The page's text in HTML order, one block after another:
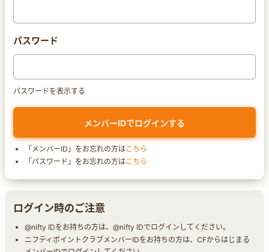
パスワード
パスワードを表示する
「メンバーID」をお忘れの方はこちら
「パスワード」をお忘れの方はこちら
ログイン時のご注意
@nifty IDをお持ちの方は、@nifty IDでログインしてください。
ニフティポイントクラブメンバーIDをお持ちの方は、CFからはじまる